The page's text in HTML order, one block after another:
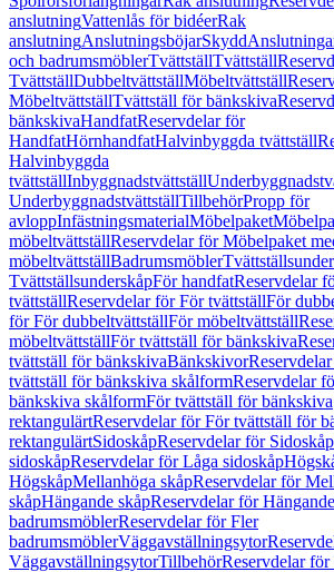
anslutningVattenlås för bidéerRak
anslutningAnslutningsböjarSkydd
och badrumsmöblerTvättställTvättställ
TvättställDubbeltvättställMöbeltvättställ
MöbeltvättställTvättställ för bänkskiva
bänkskivaHandfatReservdelar för
HandfatHörnhandfatHalvinbyggda tvättställ
Halvinbyggda
tvättställInbyggnadstvättställ
UnderbyggnadstvättställTillbehörPropp för
avloppInfästningsmaterialMöbelpaket
möbeltvättställReservdelar för Möbelpaket
möbeltvättställBadrumsmöbler
TvättställsunderskåpFör handfatReservdelar
tvättställReservdelar för För tvättställFör
för För dubbeltvättställFör möbeltvättställ
möbeltvättställFör tvättställ för bänkskiva
tvättställ för bänkskivaBänkskivor
tvättställ för bänkskiva skålformReservdelar
bänkskiva skålformFör tvättställ för bänkskiva
rektangulärtReservdelar för För tvättställ för
rektangulärtSidoskåpReservdelar för Sidoskåp
sidoskåpReservdelar för Låga sidoskåp
HögskåpMellanhöga skåpReservdelar för
skåpHängande skåpReservdelar för
badrumsmöblerReservdelar för Fler
badrumsmöblerVäggavställningsytor
VäggavställningsytorTillbehörReservdelar